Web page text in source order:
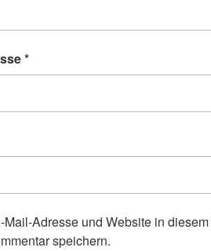
*
Mail-Adresse und Website in
speichern.